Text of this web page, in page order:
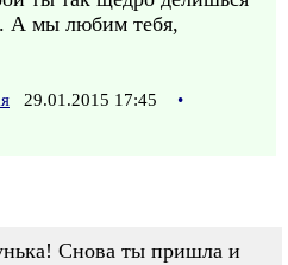
А мы любим тебя,
29.01.2015 17:45
•
Снова ты пришла и